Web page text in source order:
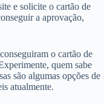
e solicite o cartão de
a aprovação,
o cartão de
quem sabe
são algumas opções de
atualmente.